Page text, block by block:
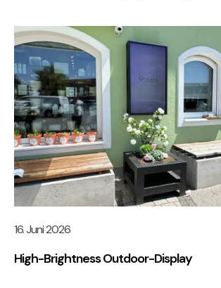
16. Juni 2026
High-Brightness Outdoor-Display